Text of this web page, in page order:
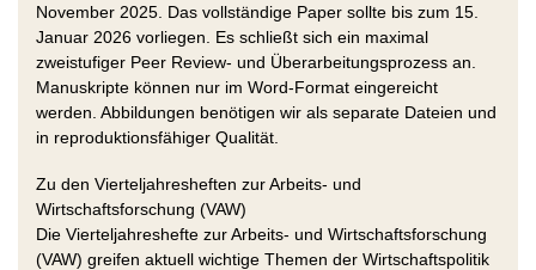
November 2025. Das vollständige Paper sollte bis zum 15.
Januar 2026 vorliegen. Es schließt sich ein maximal
zweistufiger Peer Review- und Überarbeitungsprozess an.
Manuskripte können nur im Word-Format eingereicht
werden. Abbildungen benötigen wir als separate Dateien und
in reproduktionsfähiger Qualität.
Zu den Vierteljahresheften zur Arbeits- und
Wirtschaftsforschung (VAW)
Die Vierteljahreshefte zur Arbeits- und Wirtschaftsforschung
(VAW) greifen aktuell wichtige Themen der Wirtschaftspolitik